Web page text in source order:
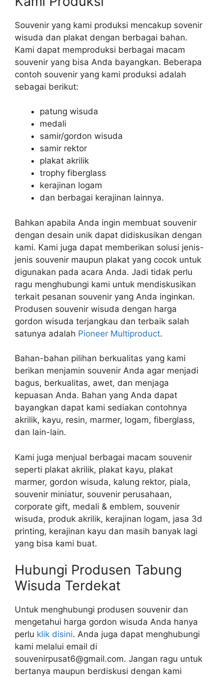
Souvenir yang kami produksi mencakup sovenir
wisuda dan plakat dengan berbagai bahan.
Kami dapat memproduksi berbagai macam
souvenir yang bisa Anda bayangkan. Beberapa
contoh souvenir yang kami produksi adalah
sebagai berikut:
patung wisuda
medali
samir/gordon wisuda
samir rektor
plakat akrilik
trophy fiberglass
kerajinan logam
dan berbagai kerajinan lainnya.
Bahkan apabila Anda ingin membuat souvenir
dengan desain unik dapat didiskusikan dengan
kami. Kami juga dapat memberikan solusi jenis-
jenis souvenir maupun plakat yang cocok untuk
digunakan pada acara Anda. Jadi tidak perlu
ragu menghubungi kami untuk mendiskusikan
terkait pesanan souvenir yang Anda inginkan.
Produsen souvenir wisuda dengan harga
gordon wisuda terjangkau dan terbaik salah
satunya adalah Pioneer Multiproduct.
Bahan-bahan pilihan berkualitas yang kami
berikan menjamin souvenir Anda agar menjadi
bagus, berkualitas, awet, dan menjaga
kepuasan Anda. Bahan yang Anda dapat
bayangkan dapat kami sediakan contohnya
akrilik, kayu, resin, marmer, logam, fiberglass,
dan lain-lain.
Kami juga menjual berbagai macam souvenir
seperti plakat akrilik, plakat kayu, plakat
marmer, gordon wisuda, kalung rektor, piala,
souvenir miniatur, souvenir perusahaan,
corporate gift, medali & emblem, souvenir
wisuda, produk akrilik, kerajinan logam, jasa 3d
printing, kerajinan kayu dan masih banyak lagi
yang bisa kami buat.
Hubungi Produsen Tabung
Wisuda Terdekat
Untuk menghubungi produsen souvenir dan
mengetahui harga gordon wisuda Anda hanya
perlu klik disini. Anda juga dapat menghubungi
kami melalui email di
souvenirpusat6@gmail.com. Jangan ragu untuk
bertanya maupun berdiskusi dengan kami